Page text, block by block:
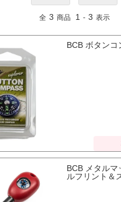
全 3 商品 1 - 3 表示
BCB ボタンコ
BCB メタル
ルフリント＆